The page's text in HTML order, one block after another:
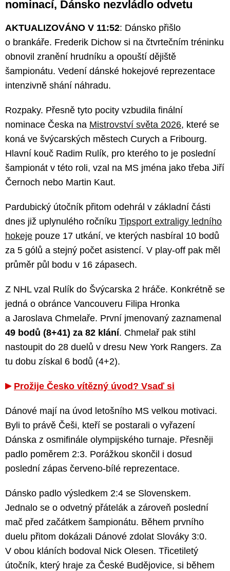
nominací, Dánsko nezvládlo odvetu
AKTUALIZOVÁNO V 11:52: Dánsko přišlo
o brankáře. Frederik Dichow si na čtvrtečním tréninku
obnovil zranění hrudníku a opouští dějiště
šampionátu. Vedení dánské hokejové reprezentace
intenzivně shání náhradu.
Rozpaky. Přesně tyto pocity vzbudila finální
nominace Česka na Mistrovství světa 2026, které se
koná ve švýcarských městech Curych a Fribourg.
Hlavní kouč Radim Rulík, pro kterého to je poslední
šampionát v této roli, vzal na MS jména jako třeba Jiří
Černoch nebo Martin Kaut.
Pardubický útočník přitom odehrál v základní části
dnes již uplynulého ročníku Tipsport extraligy ledního
hokeje pouze 17 utkání, ve kterých nasbíral 10 bodů
za 5 gólů a stejný počet asistencí. V play-off pak měl
průměr půl bodu v 16 zápasech.
Z NHL vzal Rulík do Švýcarska 2 hráče. Konkrétně se
jedná o obránce Vancouveru Filipa Hronka
a Jaroslava Chmelaře. První jmenovaný zaznamenal
49 bodů (8+41) za 82 klání. Chmelař pak stihl
nastoupit do 28 duelů v dresu New York Rangers. Za
tu dobu získal 6 bodů (4+2).
Prožije Česko vítězný úvod? Vsaď si
Dánové mají na úvod letošního MS velkou motivaci.
Byli to právě Češi, kteří se postarali o vyřazení
Dánska z osmifinále olympijského turnaje. Přesněji
padlo poměrem 2:3. Porážkou skončil i dosud
poslední zápas červeno-bílé reprezentace.
Dánsko padlo výsledkem 2:4 se Slovenskem.
Jednalo se o odvetný přátelák a zároveň poslední
mač před začátkem šampionátu. Během prvního
duelu přitom dokázali Dánové zdolat Slováky 3:0.
V obou kláních bodoval Nick Olesen. Třicetiletý
útočník, který hraje za České Budějovice, si během